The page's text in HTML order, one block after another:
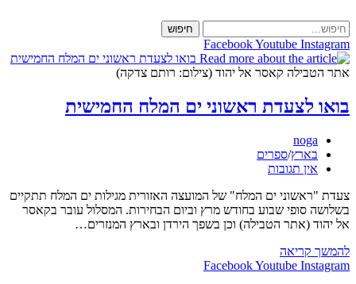
to
content
חיפוש
FacebookYoutube Instagram
אתר הטבילה קאסר אל יהוד (צילום: רותם צדקה)
בואו לצעדת ראשוני ים המלח החמישית
מחבר:
noga
קטגוריה:
בארץ/ספרים
תגובות:
אין תגובות
צעדת "ראשוני ים המלח" של המועצה האזורית מגילות ים המלח תתקיים
בשלושה סופי שבוע בחודש מרץ וביום הבחירות. המסלול עובר בקאסר
אל יהוד (אתר הטבילה) וכן בשפך הירדן ובארץ המנזרים…
להמשך קריאהבואו
לצעדתFacebookYoutube Instagram